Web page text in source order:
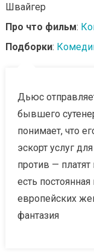
Швайгер
Про что фильм:
Подборки:
Дьюс
бывшего
понимает, что
эскорт услуг
против —
есть
европейских
фантазия